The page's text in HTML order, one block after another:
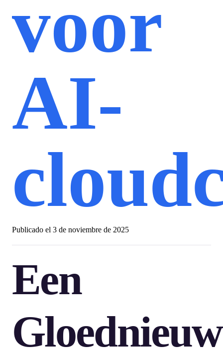
voor
AI-
Publicado el 3 de noviembre de 2025
Een